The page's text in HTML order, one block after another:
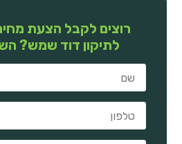
רוצים לקבל הצעת
לתיקון דוד שמש?